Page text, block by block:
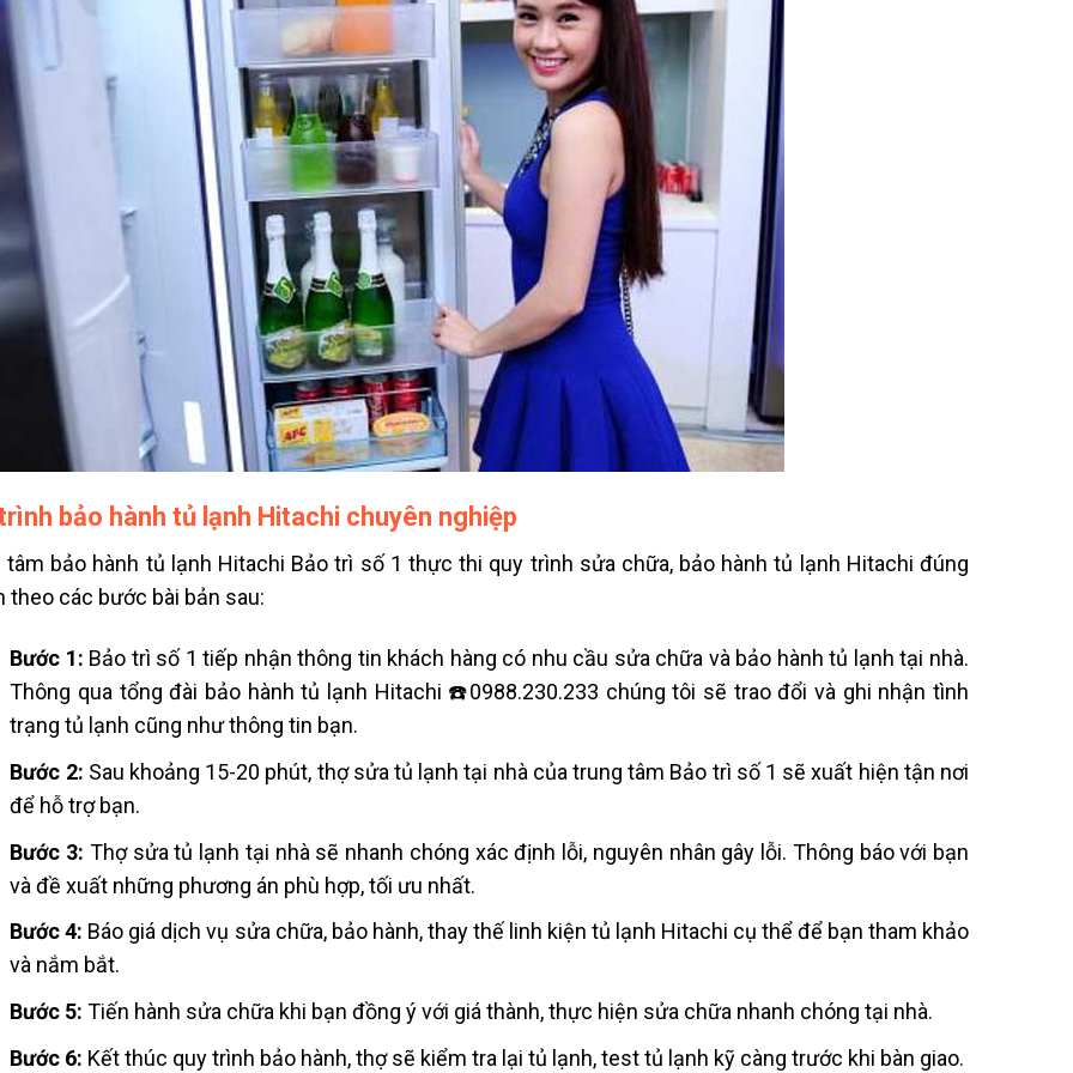
bảo hành tủ lạnh Hitachi chuyên nghiệp
tâm bảo hành tủ lạnh Hitachi Bảo trì số 1 thực thi quy trình sửa chữa, bảo hành tủ lạnh Hitachi đúng
theo các bước bài bản sau:
Bước 1: Bảo trì số 1 tiếp nhận thông tin khách hàng có nhu cầu sửa chữa và bảo hành tủ lạnh tại nhà.
Thông qua tổng đài bảo hành tủ lạnh Hitachi ☎️0988.230.233 chúng tôi sẽ trao đổi và ghi nhận tình
trạng tủ lạnh cũng như thông tin bạn.
Bước 2: Sau khoảng 15-20 phút, thợ sửa tủ lạnh tại nhà của trung tâm Bảo trì số 1 sẽ xuất hiện tận nơi
để hỗ trợ bạn.
Bước 3: Thợ sửa tủ lạnh tại nhà sẽ nhanh chóng xác định lỗi, nguyên nhân gây lỗi. Thông báo với bạn
và đề xuất những phương án phù hợp, tối ưu nhất.
Bước 4: Báo giá dịch vụ sửa chữa, bảo hành, thay thế linh kiện tủ lạnh Hitachi cụ thể để bạn tham khảo
và nắm bắt.
Bước 5: Tiến hành sửa chữa khi bạn đồng ý với giá thành, thực hiện sửa chữa nhanh chóng tại nhà.
Bước 6: Kết thúc quy trình bảo hành, thợ sẽ kiểm tra lại tủ lạnh, test tủ lạnh kỹ càng trước khi bàn giao.